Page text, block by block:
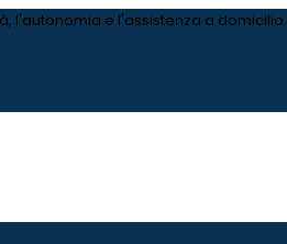
l'autonomia e l'assistenza a domicilio.